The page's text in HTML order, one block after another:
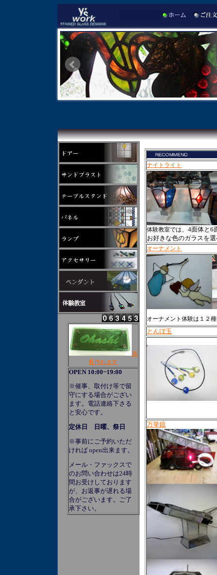
表
札作れます
OPEN 10:00~19:00
※催事、取付け等で留
守にする場合がござい
ます。電話連絡下さる
と安心です。
定休日 日曜、祭日
※事前にご予約いただ
ければ open出来ます。
メール・ファックスで
のお問い合わせは24時
間お受けしております
が、お返事が遅れる場
合がございます。ご了
承下さい。
ナイトライト
体験教室では、4面体と6
お好きな色のガラスを
オーナメント
オーナメント体験は１２
とんぼ玉
万華鏡